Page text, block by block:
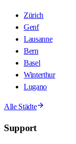
Zürich
Genf
Lausanne
Bern
Basel
Winterthur
Lugano
Alle Städte
Support